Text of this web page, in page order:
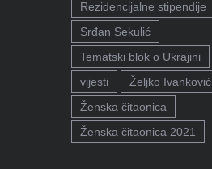
Rezidencijalne stipendije
Srđan Sekulić
Tematski blok o Ukrajini
vijesti
Željko Ivanković
Ženska čitaonica
Ženska čitaonica 2021